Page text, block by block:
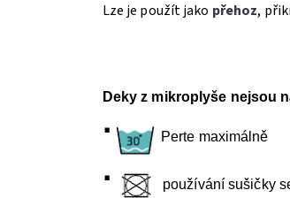
Lze je použít jako přehoz,
Deky z mikroplyše nejsou
· Perte maximálně
· používání sušičky